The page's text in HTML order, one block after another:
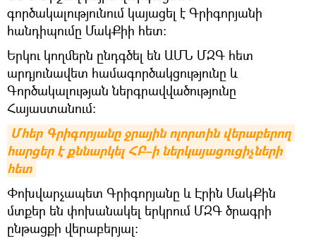
գործակալությունում կայացել է Գրիգորյանի
հանդիպումը ՄակՔիի հետ։
Երկու կողմերն ընդգծել են ԱՄՆ ՄԶԳ հետ
արդյունավետ համագործակցությունը և
Գործակալության ներգրավվածությունը
Հայաստանում։
Մհեր Գրիգորյանը ջրային ոլորտին վերաբերող
հարցեր է քննարկել ՀԲ–ի ներկայացուցիչների
հետ
Փոխվարչապետ Գրիգորյանը և Էրին ՄակՔին
մտքեր են փոխանակել երկրում ՄԶԳ ծրագրի
ընթացքի վերաբերյալ։